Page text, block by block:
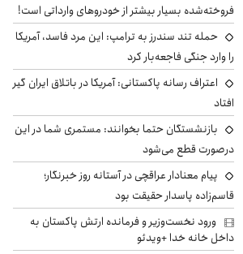
فروخته‌شده بسیار بیشتر از خودروهای وارداتی است!
حمله تند سندرز به ترامپ: این مرد فاسد، آمریکا
را وارد جنگی فاجعه‌بار کرد
اعتراف رسانه پاکستانی: آمریکا در باتلاق ایران گیر
افتاد
بازنشستگان حتما بخوانند: مستمری شما در این
درصورت قطع می‌شود
پیام معنادار عراقچی در آستانه روز خبرنگار؛
قاسم‌زاده پاسدار حقیقت بود
ورود نخست‌وزیر و فرمانده ارتش پاکستان به
داخل خانه خدا +ویدئو